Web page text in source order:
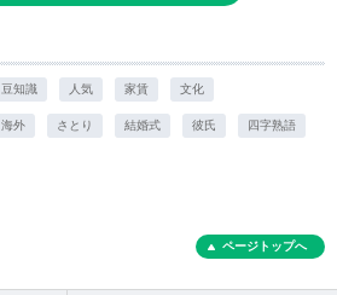
豆知識 人気 家賃 文化
海外 さとり 結婚式 彼氏 四字熟語
ページトップへ